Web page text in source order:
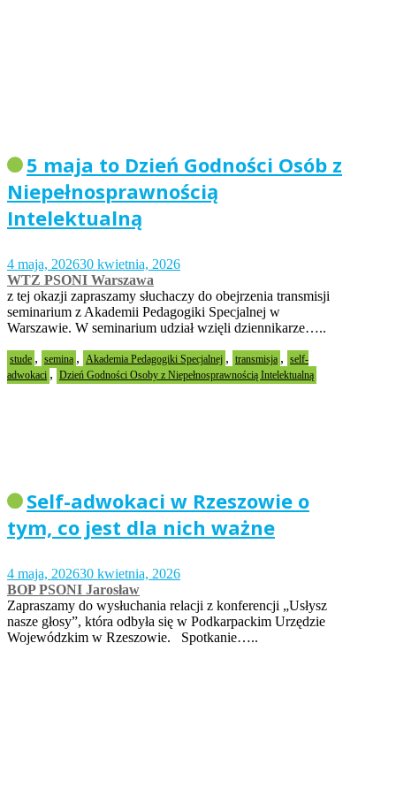
5 maja to Dzień Godności Osób z
Niepełnosprawnością
Intelektualną
4 maja, 202630 kwietnia, 2026
WTZ PSONI Warszawa
z tej okazji zapraszamy słuchaczy do obejrzenia transmisji
seminarium z Akademii Pedagogiki Specjalnej w
Warszawie. W seminarium udział wzięli dziennikarze…..
stude , semina , Akademia Pedagogiki Specjalnej , transmisja , self-
adwokaci , Dzień Godności Osoby z Niepełnosprawnością Intelektualną
Self-adwokaci w Rzeszowie o
tym, co jest dla nich ważne
4 maja, 202630 kwietnia, 2026
BOP PSONI Jarosław
Zapraszamy do wysłuchania relacji z konferencji „Usłysz
nasze głosy”, która odbyła się w Podkarpackim Urzędzie
Wojewódzkim w Rzeszowie. Spotkanie…..